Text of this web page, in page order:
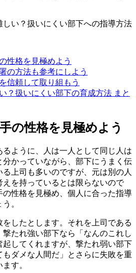
性格を見極めよう
の方法も参考にしよう
信頼して取り組もう
？扱いにくい部下の育成方法 まと
の性格を見極めよう
ように、人は一人として同じ人は
かっていながら、部下にうまく伝
上司も多いのですが、元は別の人
えを持っているとは限らないので
性格を見極め、個人に合った指導
。
したとします。それを上司である
たれ強い部下なら「なんのこれし
起してくれますが、撃たれ弱い部下
ダメな人間だ」とさらに失敗を重
す。